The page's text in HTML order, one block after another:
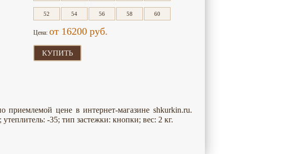
52 54 56 58 60
Цена: от 16200 руб.
КУПИТЬ
приемлемой цене в интернет-магазине shkurkin.ru.
-35; тип застежки: кнопки; вес: 2 кг.